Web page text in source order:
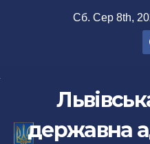
Сб. Сер 8th,
державна